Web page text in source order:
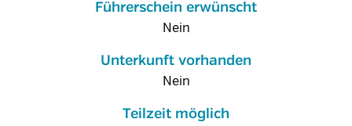
Führerschein erwünscht
Nein
Unterkunft vorhanden
Nein
Teilzeit möglich